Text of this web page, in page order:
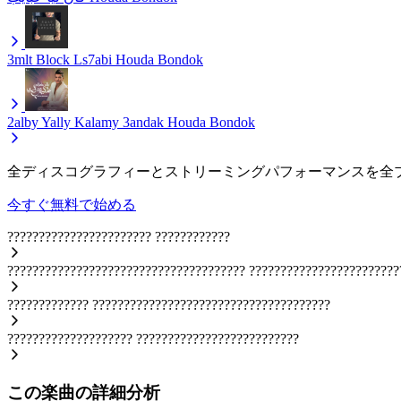
3mlt Block Ls7abi Houda Bondok
2alby Yally Kalamy 3andak Houda Bondok
全ディスコグラフィーとストリーミングパフォーマンスを全
今すぐ無料で始める
??????????????????????? ????????????
??????????????????????????????????????
????????????? ??????????????????????????????????????
???????????????????? ??????????????????????????
この楽曲の詳細分析